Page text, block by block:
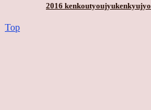
2016 kenkoutyoujyukenkyujyo
Top